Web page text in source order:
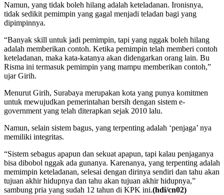
Namun, yang tidak boleh hilang adalah keteladanan. Ironisnya,
tidak sedikit pemimpin yang gagal menjadi teladan bagi yang
dipimpinnya.
“Banyak skill untuk jadi pemimpin, tapi yang nggak boleh hilang
adalah memberikan contoh. Ketika pemimpin telah memberi contoh
keteladanan, maka kata-katanya akan didengarkan orang lain. Bu
Risma ini termasuk pemimpin yang mampu memberikan contoh,”
ujar Girih.
Menurut Girih, Surabaya merupakan kota yang punya komitmen
untuk mewujudkan pemerintahan bersih dengan sistem e-
government yang telah diterapkan sejak 2010 lalu.
Namun, selain sistem bagus, yang terpenting adalah ‘penjaga’ nya
memiliki integritas.
“Sistem sebagus apapun dan sekuat apapun, tapi kalau penjaganya
bisa dibobol nggak ada gunanya. Karenanya, yang terpenting adalah
memimpin keteladanan, selesai dengan dirinya sendiri dan tahu akan
tujuan akhir hidupnya dan tahu akan tujuan akhir hidupnya,”
sambung pria yang sudah 12 tahun di KPK ini.(hdi/cn02)